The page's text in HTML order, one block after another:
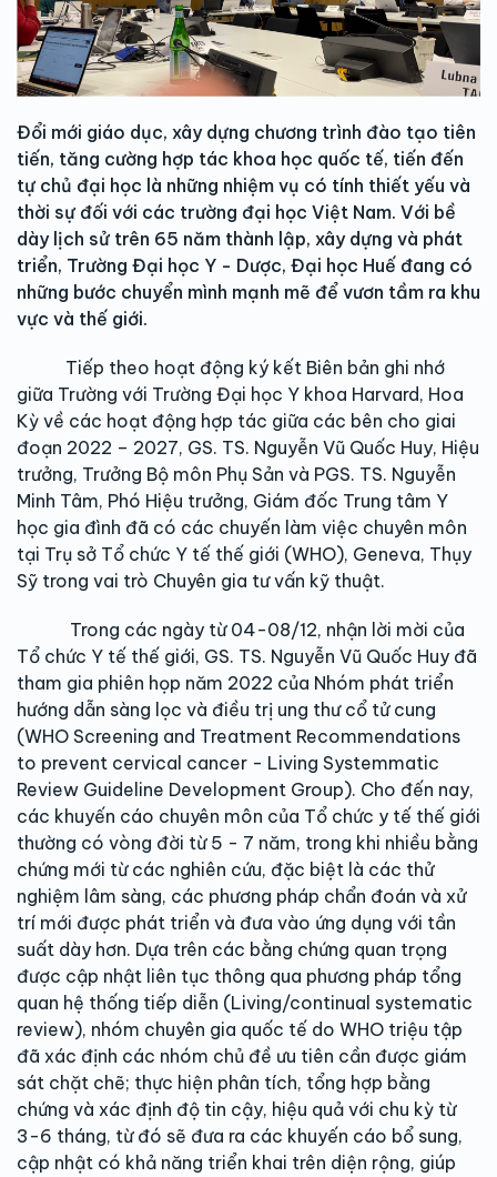
Đổi mới giáo dục, xây dựng chương trình đào tạo tiên
tiến, tăng cường hợp tác khoa học quốc tế, tiến đến
tự chủ đại học là những nhiệm vụ có tính thiết yếu và
thời sự đối với các trường đại học Việt Nam. Với bề
dày lịch sử trên 65 năm thành lập, xây dựng và phát
triển, Trường Đại học Y - Dược, Đại học Huế đang có
những bước chuyển mình mạnh mẽ để vươn tầm ra khu
vực và thế giới.
Tiếp theo hoạt động ký kết Biên bản ghi nhớ
giữa Trường với Trường Đại học Y khoa Harvard, Hoa
Kỳ về các hoạt động hợp tác giữa các bên cho giai
đoạn 2022 – 2027, GS. TS. Nguyễn Vũ Quốc Huy, Hiệu
trưởng, Trưởng Bộ môn Phụ Sản và PGS. TS. Nguyễn
Minh Tâm, Phó Hiệu trưởng, Giám đốc Trung tâm Y
học gia đình đã có các chuyến làm việc chuyên môn
tại Trụ sở Tổ chức Y tế thế giới (WHO), Geneva, Thụy
Sỹ trong vai trò Chuyên gia tư vấn kỹ thuật.
Trong các ngày từ 04-08/12, nhận lời mời của
Tổ chức Y tế thế giới, GS. TS. Nguyễn Vũ Quốc Huy đã
tham gia phiên họp năm 2022 của Nhóm phát triển
hướng dẫn sàng lọc và điều trị ung thư cổ tử cung
(WHO Screening and Treatment Recommendations
to prevent cervical cancer - Living Systemmatic
Review Guideline Development Group). Cho đến nay,
các khuyến cáo chuyên môn của Tổ chức y tế thế giới
thường có vòng đời từ 5 - 7 năm, trong khi nhiều bằng
chứng mới từ các nghiên cứu, đặc biệt là các thử
nghiệm lâm sàng, các phương pháp chẩn đoán và xử
trí mới được phát triển và đưa vào ứng dụng với tần
suất dày hơn. Dựa trên các bằng chứng quan trọng
được cập nhật liên tục thông qua phương pháp tổng
quan hệ thống tiếp diễn (Living/continual systematic
review), nhóm chuyên gia quốc tế do WHO triệu tập
đã xác định các nhóm chủ đề ưu tiên cần được giám
sát chặt chẽ; thực hiện phân tích, tổng hợp bằng
chứng và xác định độ tin cậy, hiệu quả với chu kỳ từ
3-6 tháng, từ đó sẽ đưa ra các khuyến cáo bổ sung,
cập nhật có khả năng triển khai trên diện rộng, giúp